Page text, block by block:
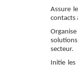
Assure
contacts
secteur.
Initie les